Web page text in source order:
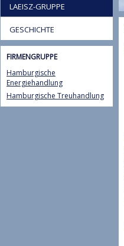
LAEISZ-GRUPPE
GESCHICHTE
FIRMENGRUPPE
Hamburgische
Energiehandlung
Hamburgische Treuhandlung